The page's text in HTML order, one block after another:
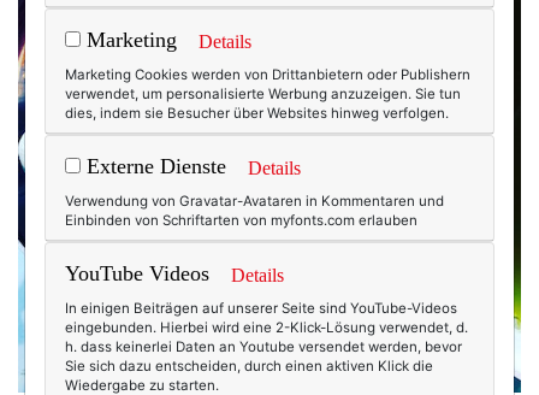
Marketing Details
Marketing Cookies werden von Drittanbietern oder Publishern
verwendet, um personalisierte Werbung anzuzeigen. Sie tun
dies, indem sie Besucher über Websites hinweg verfolgen.
Externe Dienste Details
Verwendung von Gravatar-Avataren in Kommentaren und
Einbinden von Schriftarten von myfonts.com erlauben
YouTube Videos Details
In einigen Beiträgen auf unserer Seite sind YouTube-Videos
eingebunden. Hierbei wird eine 2-Klick-Lösung verwendet, d.
h. dass keinerlei Daten an Youtube versendet werden, bevor
Sie sich dazu entscheiden, durch einen aktiven Klick die
Wiedergabe zu starten.